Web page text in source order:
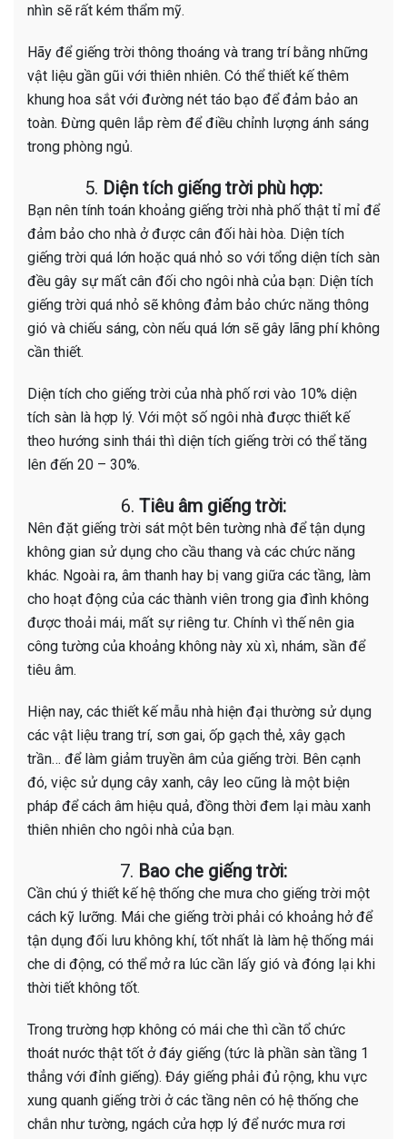
nhìn sẽ rất kém thẩm mỹ.
Hãy để giếng trời thông thoáng và trang trí bằng những
vật liệu gần gũi với thiên nhiên. Có thể thiết kế thêm
khung hoa sắt với đường nét táo bạo để đảm bảo an
toàn. Đừng quên lắp rèm để điều chỉnh lượng ánh sáng
trong phòng ngủ.
5. Diện tích giếng trời phù hợp:
Bạn nên tính toán khoảng giếng trời nhà phố thật tỉ mỉ để
đảm bảo cho nhà ở được cân đối hài hòa. Diện tích
giếng trời quá lớn hoặc quá nhỏ so với tổng diện tích sàn
đều gây sự mất cân đối cho ngôi nhà của bạn: Diện tích
giếng trời quá nhỏ sẽ không đảm bảo chức năng thông
gió và chiếu sáng, còn nếu quá lớn sẽ gây lãng phí không
cần thiết.
Diện tích cho giếng trời của nhà phố rơi vào 10% diện
tích sàn là hợp lý. Với một số ngôi nhà được thiết kế
theo hướng sinh thái thì diện tích giếng trời có thể tăng
lên đến 20 – 30%.
6. Tiêu âm giếng trời:
Nên đặt giếng trời sát một bên tường nhà để tận dụng
không gian sử dụng cho cầu thang và các chức năng
khác. Ngoài ra, âm thanh hay bị vang giữa các tầng, làm
cho hoạt động của các thành viên trong gia đình không
được thoải mái, mất sự riêng tư. Chính vì thế nên gia
công tường của khoảng không này xù xì, nhám, sần để
tiêu âm.
Hiện nay, các thiết kế mẫu nhà hiện đại thường sử dụng
các vật liệu trang trí, sơn gai, ốp gạch thẻ, xây gạch
trần… để làm giảm truyền âm của giếng trời. Bên cạnh
đó, việc sử dụng cây xanh, cây leo cũng là một biện
pháp để cách âm hiệu quả, đồng thời đem lại màu xanh
thiên nhiên cho ngôi nhà của bạn.
7. Bao che giếng trời:
Cần chú ý thiết kế hệ thống che mưa cho giếng trời một
cách kỹ lưỡng. Mái che giếng trời phải có khoảng hở để
tận dụng đối lưu không khí, tốt nhất là làm hệ thống mái
che di động, có thể mở ra lúc cần lấy gió và đóng lại khi
thời tiết không tốt.
Trong trường hợp không có mái che thì cần tổ chức
thoát nước thật tốt ở đáy giếng (tức là phần sàn tầng 1
thẳng với đỉnh giếng). Đáy giếng phải đủ rộng, khu vực
xung quanh giếng trời ở các tầng nên có hệ thống che
chắn như tường, ngách cửa hợp lý để nước mưa rơi